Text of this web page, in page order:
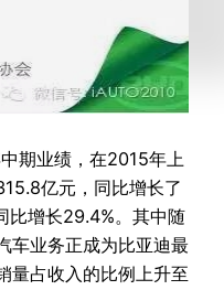
期业绩，在2015年上
亿元，同比增长了
比增长29.4%。其中随
车业务正成为比亚迪最
量占收入的比例上升至